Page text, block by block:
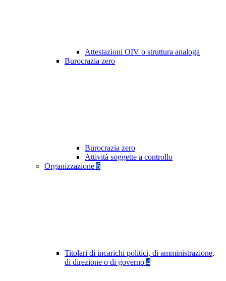
Attestazioni OIV o struttura analoga
Burocrazia zero
Burocrazia zero
Attività soggette a controllo
Organizzazione 6
Titolari di incarichi politici, di amministrazione,
di direzione o di governo 4